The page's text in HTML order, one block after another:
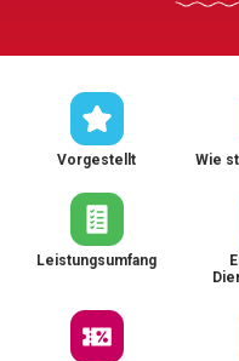
Vorgestellt Wie
Leistungsumfang